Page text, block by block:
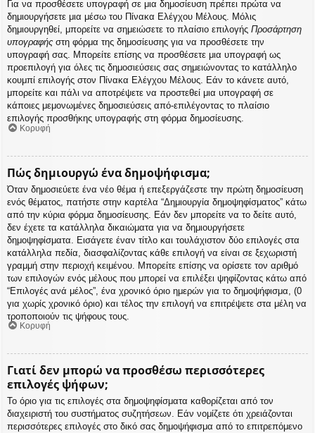
Για να προσθέσετε υπογραφή σε μια δημοσίευση πρέπει πρώτα να
δημιουργήσετε μια μέσω του Πίνακα Ελέγχου Μέλους. Μόλις
δημιουργηθεί, μπορείτε να σημειώσετε το πλαίσιο επιλογής Προσάρτηση
υπογραφής στη φόρμα της δημοσίευσης για να προσθέσετε την
υπογραφή σας. Μπορείτε επίσης να προσθέσετε μια υπογραφή ως
προεπιλογή για όλες τις δημοσιεύσεις σας σημειώνοντας το κατάλληλο
κουμπί επιλογής στον Πίνακα Ελέγχου Μέλους. Εάν το κάνετε αυτό,
μπορείτε και πάλι να αποτρέψετε να προστεθεί μια υπογραφή σε
κάποιες μεμονωμένες δημοσιεύσεις από-επιλέγοντας το πλαίσιο
επιλογής προσθήκης υπογραφής στη φόρμα δημοσίευσης.
Κορυφή
Πώς δημιουργώ ένα δημοψήφισμα;
Όταν δημοσιεύετε ένα νέο θέμα ή επεξεργάζεστε την πρώτη δημοσίευση
ενός θέματος, πατήστε στην καρτέλα “Δημιουργία δημοψηφίσματος” κάτω
από την κύρια φόρμα δημοσίευσης. Εάν δεν μπορείτε να το δείτε αυτό,
δεν έχετε τα κατάλληλα δικαιώματα για να δημιουργήσετε
δημοψηφίσματα. Εισάγετε έναν τίτλο και τουλάχιστον δύο επιλογές στα
κατάλληλα πεδία, διασφαλίζοντας κάθε επιλογή να είναι σε ξεχωριστή
γραμμή στην περιοχή κειμένου. Μπορείτε επίσης να ορίσετε τον αριθμό
των επιλογών ενός μέλους που μπορεί να επιλέξει ψηφίζοντας κάτω από
“Επιλογές ανά μέλος”, ένα χρονικό όριο ημερών για το δημοψήφισμα, (0
για χωρίς χρονικό όριο) και τέλος την επιλογή να επιτρέψετε στα μέλη να
τροποποιούν τις ψήφους τους.
Κορυφή
Γιατί δεν μπορώ να προσθέσω περισσότερες
επιλογές ψήφων;
Το όριο για τις επιλογές στα δημοψηφίσματα καθορίζεται από τον
διαχειριστή του συστήματος συζητήσεων. Εάν νομίζετε ότι χρειάζονται
περισσότερες επιλογές στο δικό σας δημοψήφισμα από το επιτρεπόμενο